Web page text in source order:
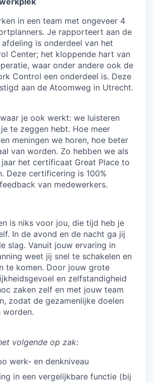
in een team met ongeveer 4
Je rapporteert aan de
afdeling is onderdeel van het
Center; het kloppende hart van
waar onder andere ook de
Control een onderdeel is. Deze
aan de Atoomweg in Utrecht.
je ook werkt: we luisteren
te zeggen hebt. Hoe meer
meningen we horen, hoe beter
van worden. Zo hebben we als
het certificaat Great Place to
Deze certificering is 100%
van medewerkers.
is niks voor jou, die tijd heb je
In de avond en de nacht ga jij
slag. Vanuit jouw ervaring in
weet jij snel te schakelen en
te komen. Door jouw grote
en zelfstandigheid
zaken zelf en met jouw team
zodat de gezamenlijke doelen
worden.
volgende op zak:
werk- en denkniveau
in een vergelijkbare functie (bij